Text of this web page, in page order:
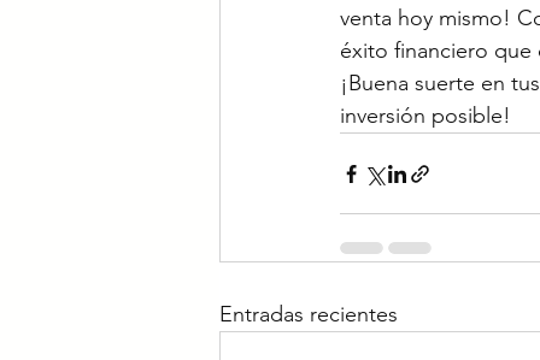
venta hoy mismo!
éxito financiero que
¡Buena suerte en
inversión posible!
Entradas recientes